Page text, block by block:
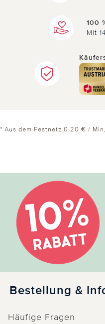
100
Mit
* Aus dem Festnetz 0,20 € /
Bestellung &
Häufige Fragen